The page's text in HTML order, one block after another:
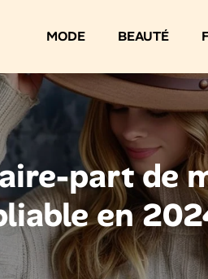
MODE BEAUTÉ
part de
en